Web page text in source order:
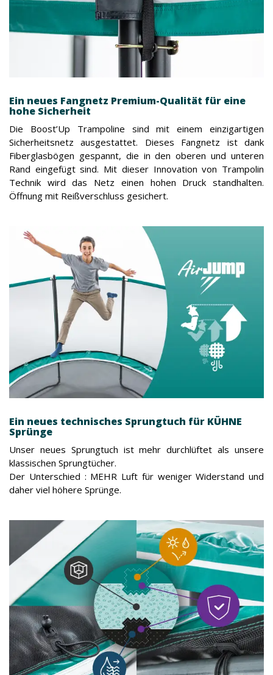
Ein neues Fangnetz Premium-Qualität für eine
hohe Sicherheit
Die Boost’Up Trampoline sind mit einem einzigartigen
Sicherheitsnetz ausgestattet. Dieses Fangnetz ist dank
Fiberglasbögen gespannt, die in den oberen und unteren
Rand eingefügt sind. Mit dieser Innovation von Trampolin
Technik wird das Netz einen hohen Druck standhalten.
Öffnung mit Reißverschluss gesichert.
Ein neues technisches Sprungtuch für KÜHNE
Sprünge
Unser neues Sprungtuch ist mehr durchlüftet als unsere
klassischen Sprungtücher.
Der Unterschied : MEHR Luft für weniger Widerstand und
daher viel höhere Sprünge.